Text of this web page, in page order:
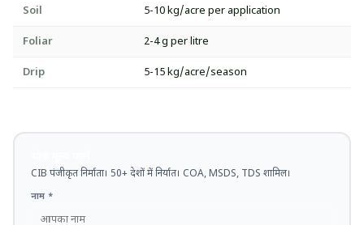
Soil 5-10 kg/acre per application
Foliar 2-4 g per litre
Drip 5-15 kg/acre/season
CIB पंजीकृत निर्माता। 50+ देशों में निर्यात। COA, MSDS, TDS शामिल।
नाम *